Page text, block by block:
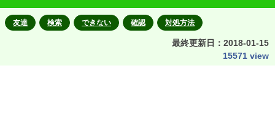
友達 検索 できない 確認 対処方法
最終更新日： 2018-01-15
15571 view